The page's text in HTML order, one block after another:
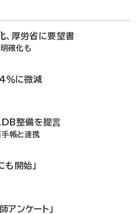
、厚労省に要望書
確化も
％に微減
DB整備を提言
帳と連携
も開始」
アンケート」